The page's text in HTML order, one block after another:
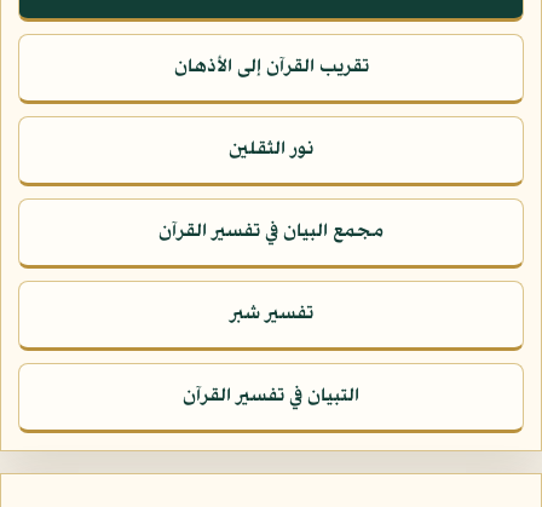
تقريب القرآن إلى الأذهان
نور الثقلين
مجمع البيان في تفسير القرآن
تفسير شبر
التبيان في تفسير القرآن